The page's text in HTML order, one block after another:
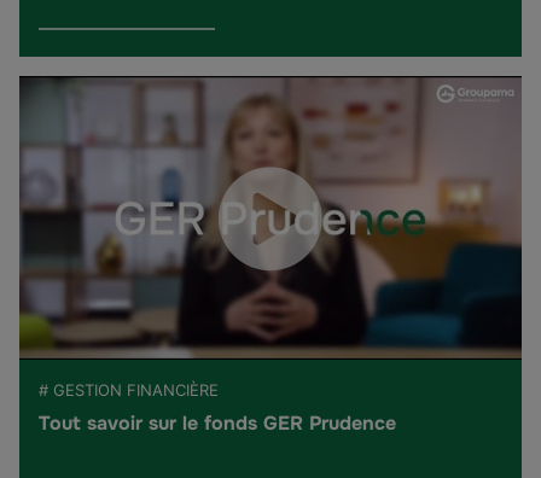
# GESTION FINANCIÈRE
Tout savoir sur le fonds GER Prudence